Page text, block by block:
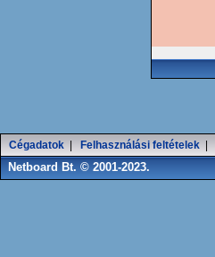
Cégadatok Felhasználási feltételek
Netboard Bt. © 2001-2023.